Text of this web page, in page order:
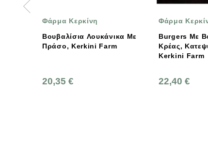
Λουκάνικα Με
Kerkini Farm
Φάρμα Κερκίνη
Burgers Με Βουβαλίσιο
Κρέας, Κατεψυγμένα,